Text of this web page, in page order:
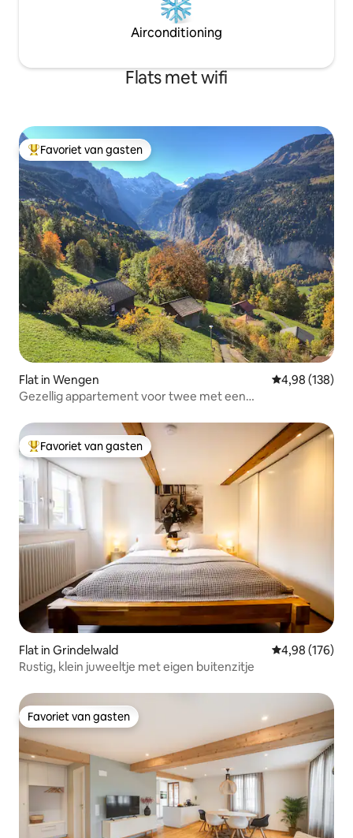
Airconditioning
Flats met wifi
Topfavoriet van gasten
Favoriet van gasten
Flat in Wengen Gemiddelde
4,98 (138)
Gezellig appartement voor twee met een
Topfavoriet van gasten
Favoriet van gasten
Flat in Grindelwald Gemiddelde
4,98 (176)
Rustig, klein juweeltje met eigen buitenzitje
Favoriet van gasten
Favoriet van gasten